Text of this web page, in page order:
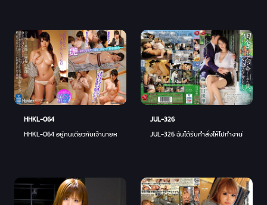
HHKL-064
HHKL-064 อยู่คนเดียวกับเจ้านายหญิงในโรงแรมปลายทางการเดินทางเพื่อธุรกิจที่เย็นลง
JUL-326
JUL-326 ฉันได้รับคำสั่งให้ไปทำงานในชน